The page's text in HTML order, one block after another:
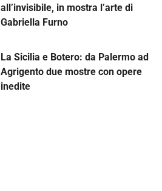
all’invisibile, in mostra l’arte di
Gabriella Furno
La Sicilia e Botero: da Palermo ad
Agrigento due mostre con opere
inedite